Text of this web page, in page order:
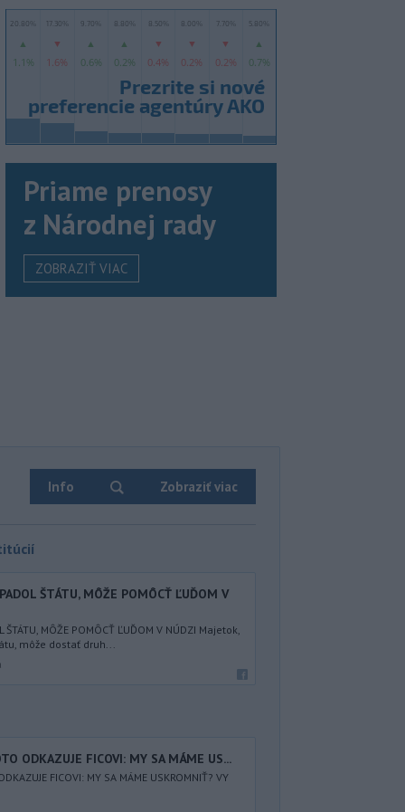
Priame prenosy
z Národnej rady
ZOBRAZIŤ VIAC
Info Zobraziť viac
ŠTÁTU, MÔŽE POMÔCŤ ĽUĎOM V
ŠTÁTU, MÔŽE POMÔCŤ ĽUĎOM V NÚDZI Majetok,
môže dostať druh...
ODKAZUJE FICOVI: MY SA MÁME US...
FICOVI: MY SA MÁME USKROMNIŤ? VY